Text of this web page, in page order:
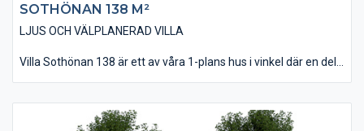
SOTHÖNAN 138 M²
LJUS OCH VÄLPLANERAD VILLA
Villa Sothönan 138 är ett av våra 1-plans hus i vinkel där en del
belagt med takpannor. Invändigt innehåller huset 4 st Sovrum, 2
st Badrum och i övrigt en öppen planlösning med stora